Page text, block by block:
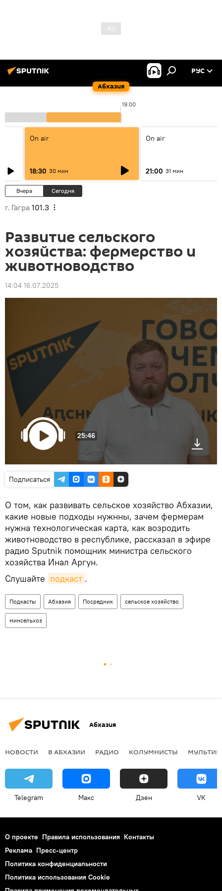
Абхазия
РУС
19:00
On air
18:30 30 мин
On air
21:00 31 мин
Вчера Сегодня
г. Гагра 101.3
Развитие сельского
хозяйства: фермерство и
животноводство
14:04 16.07.2025
25:46
Подписаться
О том, как развивать сельское хозяйство Абхазии,
какие новые подходы нужнны, зачем фермерам
нужна технологическая карта, как возродить
животноводство в республике, рассказал в эфире
радио Sputnik помощник министра сельского
хозяйства Инал Аргун.
Слушайте подкаст .
Подкасты Абхазия Посредник сельское хозяйство
минсельхоз
Абхазия
НОВОСТИ В АБХАЗИИ РАДИО КОЛУМНИСТЫ
Telegram Макс Дзен VK
О проекте Правила использования Контакты
Реклама Пресс-центр
Политика конфиденциальности
Политика использования Cookie